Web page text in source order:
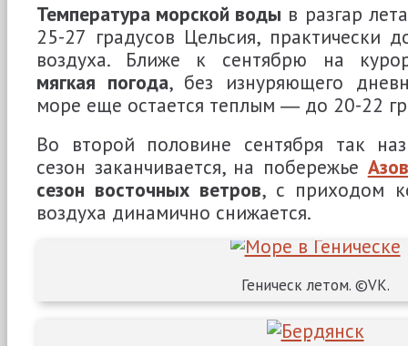
Температура морской воды в разгар
25-27 градусов Цельсия, практически
воздуха. Ближе к сентябрю на
мягкая погода, без изнуряющего
море еще остается теплым ― до 20-22
Во второй половине сентября так
сезон заканчивается, на побережье
сезон восточных ветров, с приходом
воздуха динамично снижается.
Геническ летом. ©VK.